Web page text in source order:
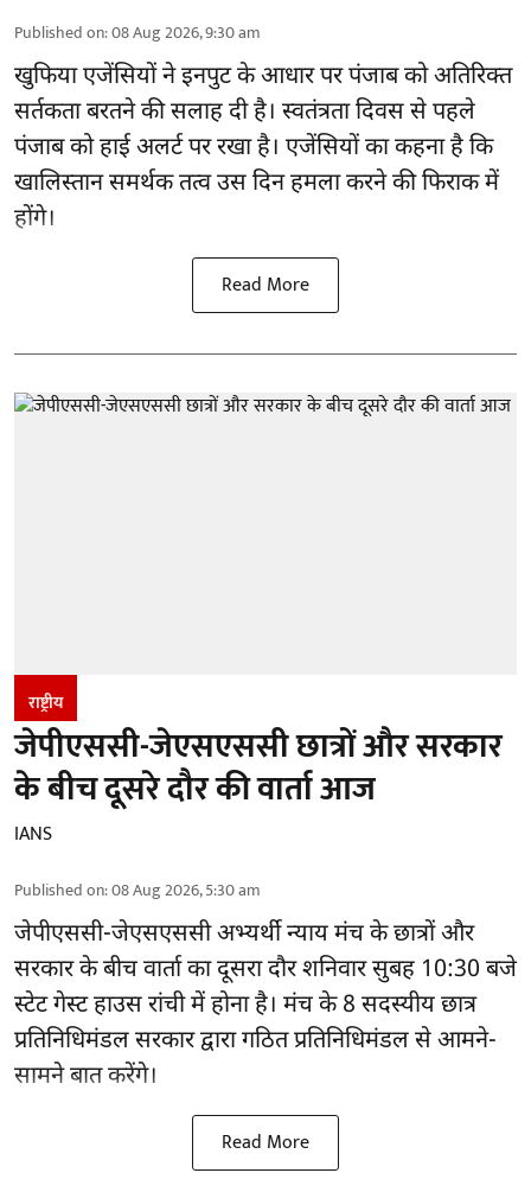
Published on:08 Aug 2026, 9:30 am
खुफिया एजेंसियों ने इनपुट के आधार पर पंजाब को अतिरिक्त
सर्तकता बरतने की सलाह दी है। स्वतंत्रता दिवस से पहले
पंजाबको हाई अलर्ट पर रखा है। एजेंसियों का कहना है कि
खालिस्तान समर्थक तत्व उस दिन हमला करने की फिराक में
होंगे।
Read More
राष्ट्रीय
जेपीएससी-जेएसएससी छात्रों और सरकार
के बीच दूसरे दौर की वार्ता आज
IANS
Published on:08 Aug 2026, 5:30 am
जेपीएससी-जेएसएससी अभ्यर्थीन्याय मंच के छात्रों और
सरकार के बीच वार्ता का दूसरा दौर शनिवार सुबह 10:30 बजे
स्टेट गेस्ट हाउस रांची में होना है। मंच के 8 सदस्यीय छात्र
प्रतिनिधिमंडल सरकार द्वारा गठित प्रतिनिधिमंडल से आमने-
सामने बात करेंगे।
Read More